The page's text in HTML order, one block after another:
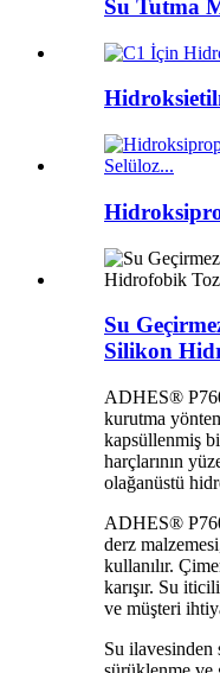
Su Tutma
Su
Silikon
ADHES®
kurutma
kapsüllenmiş
harçlarının
olağanüstü
ADHES®
derz
kullanılır.
karışır. Su
ve müşteri
Su ilavesinden